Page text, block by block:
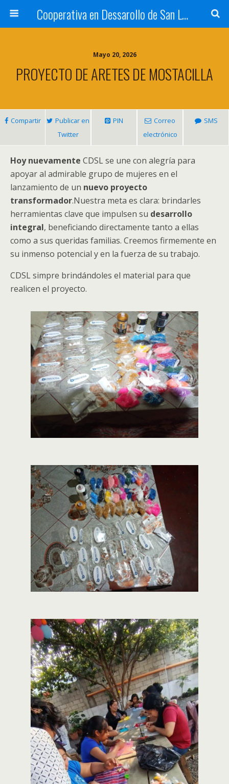
Cooperativa en Dessarollo de San Luis
Mayo 20, 2026
PROYECTO DE ARETES DE MOSTACILLA
Compartir
Publicar en
Twitter
PIN
Correo
electrónico
SMS
Hoy nuevamente CDSL se une con alegría para
apoyar al admirable grupo de mujeres en el
lanzamiento de un nuevo proyecto
transformador.Nuestra meta es clara: brindarles
herramientas clave que impulsen su desarrollo
integral, beneficiando directamente tanto a ellas
como a sus queridas familias. Creemos firmemente en
su inmenso potencial y en la fuerza de su trabajo.
CDSL simpre brindándoles el material para que
realicen el proyecto.